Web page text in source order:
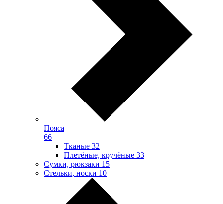
Пояса
66
Тканые 32
Плетёные, кручёные 33
Сумки, рюкзаки 15
Стельки, носки 10